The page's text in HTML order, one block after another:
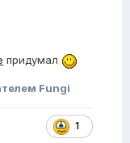
придумал
Fungi
1